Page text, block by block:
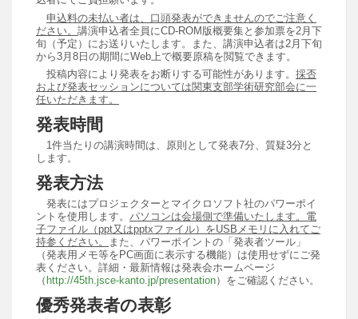
申込料の未払い者は、口頭発表ができませんのでご注意く
ださい。 講演申込者全員にCD-ROM版概要集と参加票を2月下
旬（予定）にお送りいたします。また、講演申込者は2月下旬
から3月8日の期間にWeb上で概要原稿を閲覧できます。
投稿内容により発表をお断りする可能性があります。 採否
および発表セッションについては関東支部学術研究部会に一
任いただきます。
発表時間
1件当たりの講演時間は、原則として発表7分、質疑3分と
します。
発表方法
発表にはプロジェクターとマイクロソフト社のパワーポイ
ントを使用します。 パソコンは会場側で準備いたします。電
子ファイル（ppt又はpptxファイル）をUSBメモリに入れてご
持参ください。
また、パワーポイントの「発表者ツール」
（発表用メモ等をPC画面に表示する機能）は使用せずにご発
表ください。詳細・最新情報は発表会ホームページ
（ http://45th.jsce-kanto.jp/presentation）をご確認ください。
優秀発表者の表彰